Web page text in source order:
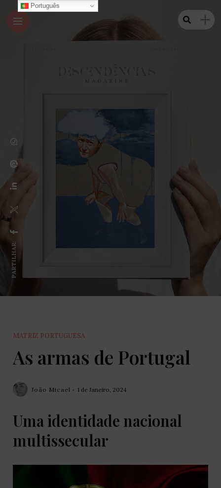
PARTILHAR:
MATRIZ PORTUGUESA
As armas de Portugal
João Micael 1 de Janeiro, 2024
Uma identidade nacional
multissecular
Português